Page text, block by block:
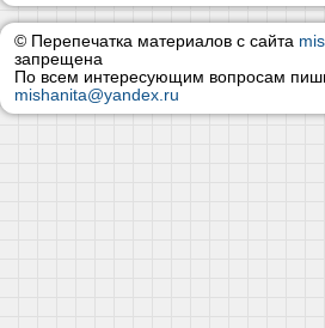
© Перепечатка материалов с сайта
запрещена
По всем интересующим вопросам
mishanita@yandex.ru